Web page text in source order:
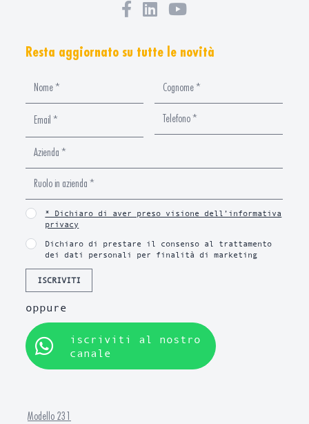
Resta aggiornato su tutte le novità
* Dichiaro di aver preso visione dell’informativa
privacy
Dichiaro di prestare il consenso al trattamento
dei dati personali per finalità di marketing
ISCRIVITI
oppure
iscriviti al nostro
canale
Modello 231